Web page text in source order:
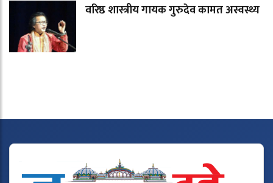
वरिष्ठ शास्त्रीय गायक गुरुदेव कामत अस्वस्थ्य